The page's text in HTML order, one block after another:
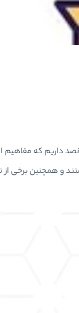
داریم که مفاهیم
همچنین برخی از